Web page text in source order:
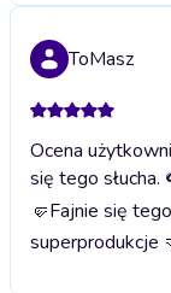
ToMasz
Ocena
się tego
🤛Fajnie się
superprodukcje